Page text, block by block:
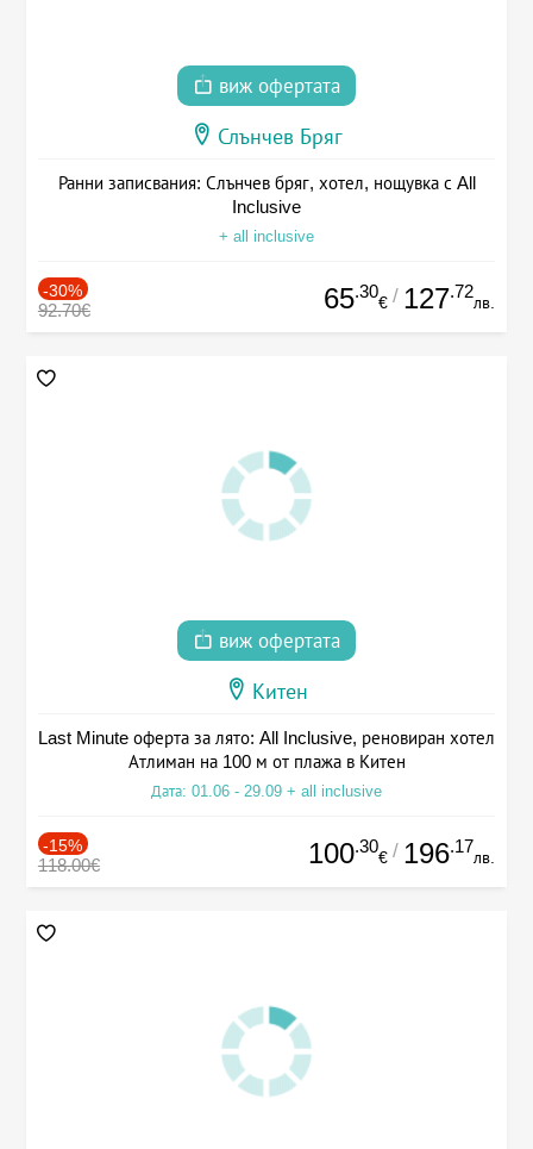
виж офертата
Слънчев Бряг
Ранни записвания: Слънчев бряг, хотел, нощувка с All
Inclusive
+ all inclusive
-30%
92.70€ 65.30
€ / 127.72
лв.
виж офертата
Китен
Last Minute оферта за лято: All Inclusive, реновиран хотел
Атлиман на 100 м от плажа в Китен
Дата: 01.06 - 29.09 + all inclusive
-15%
118.00€ 100.30
€ / 196.17
лв.